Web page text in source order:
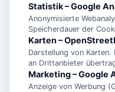
Statistik – Google
Anonymisierte
Speicherdauer der
Karten –
Darstellung von Karten.
an Drittanbieter
Marketing – Google
Anzeige von Werbung